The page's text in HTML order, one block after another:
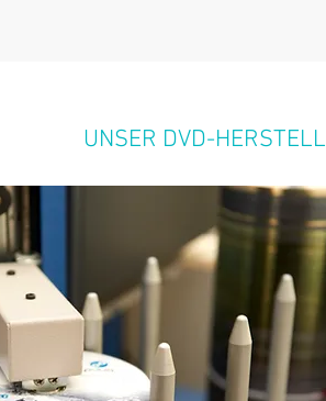
UNSER DVD-